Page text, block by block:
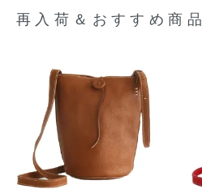
再入荷＆おすすめ商品